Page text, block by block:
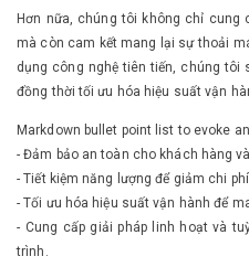
Hơn nữa, chúng tôi không chỉ cung
mà còn cam kết mang lại sự thoải
dụng công nghệ tiên tiến, chúng tôi
đồng thời tối ưu hóa hiệu suất vận
Markdown bullet point list to evoke
- Đảm bảo an toàn cho khách hàng
- Tiết kiệm năng lượng để giảm chi
- Tối ưu hóa hiệu suất vận hành để
- Cung cấp giải pháp linh hoạt và
trình.